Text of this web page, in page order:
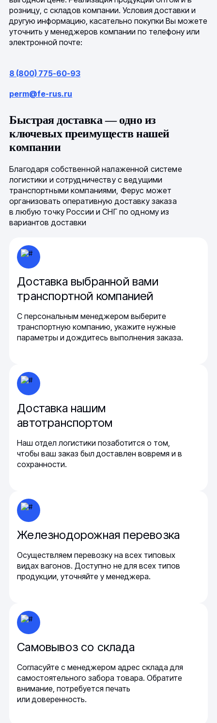
розницу, с складов компании. Условия доставки и
другую информацию, касательно покупки Вы можете
уточнить у менеджеров компании по телефону или
электронной почте:
8 (800) 775-60-93
perm@fe-rus.ru
Быстрая доставка — одно из
ключевых преимуществ нашей
компании
Благодаря собственной налаженной системе
логистики и сотрудничеству с ведущими
транспортными компаниями, Ферус может
организовать оперативную доставку заказа
в любую точку России и СНГ по одному из
вариантов доставки
Доставка выбранной вами
транспортной компанией
С персональным менеджером выберите
транспортную компанию, укажите нужные
параметры и дождитесь выполнения заказа.
Доставка нашим
автотранспортом
Наш отдел логистики позаботится о том,
чтобы ваш заказ был доставлен вовремя и в
сохранности.
Железнодорожная перевозка
Осуществляем перевозку на всех типовых
видах вагонов. Доступно не для всех типов
продукции, уточняйте у менеджера.
Самовывоз со склада
Согласуйте с менеджером адрес склада для
самостоятельного забора товара. Обратите
внимание, потребуется печать
или доверенность.